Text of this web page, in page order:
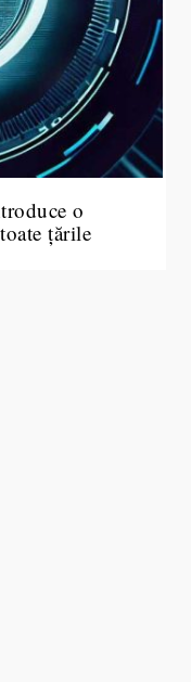
o
țările